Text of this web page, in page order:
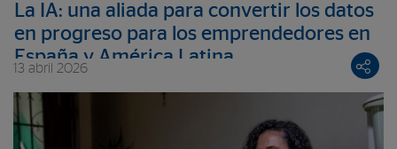
La IA: una aliada para convertir los datos
en progreso para los emprendedores en
España y América Latina
13 abril 2026